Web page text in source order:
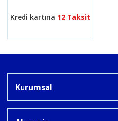
Kredi kartına 12 Taksit
Kurumsal